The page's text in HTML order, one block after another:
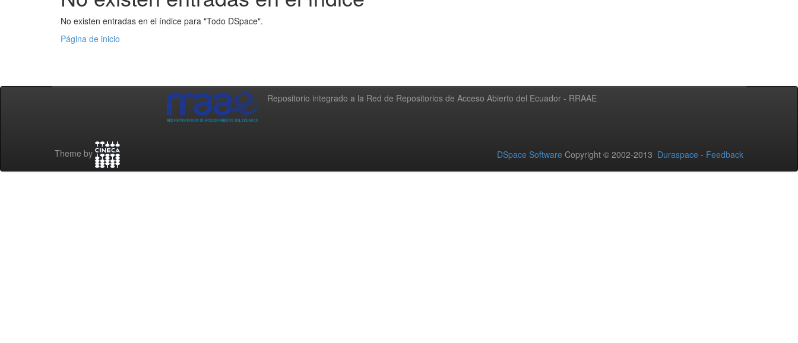
No existen entradas en el índice para "Todo DSpace".
Página de inicio
Repositorio integrado a la Red de Repositorios de Acceso Abierto del Ecuador - RRAAE
Theme by DSpace Software Copyright © 2002-2013 Duraspace - Feedback